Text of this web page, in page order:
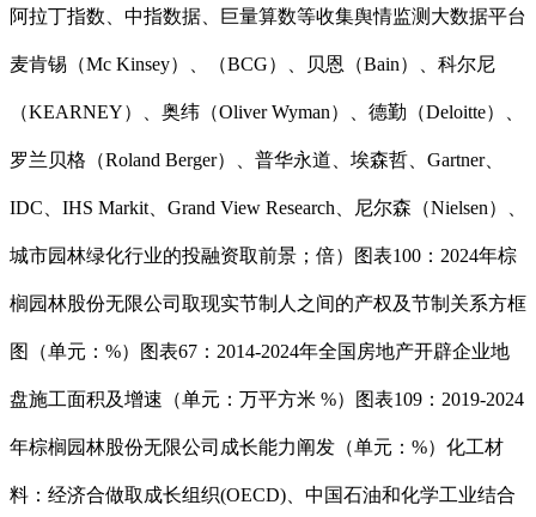
阿拉丁指数、中指数据、巨量算数等收集舆情监测大数据平台
麦肯锡（Mc Kinsey）、（BCG）、贝恩（Bain）、科尔尼
（KEARNEY）、奥纬（Oliver Wyman）、德勤（Deloitte）、
罗兰贝格（Roland Berger）、普华永道、埃森哲、Gartner、
IDC、IHS Markit、Grand View Research、尼尔森（Nielsen）、
城市园林绿化行业的投融资取前景；倍）图表100：2024年棕
榈园林股份无限公司取现实节制人之间的产权及节制关系方框
图（单元：%）图表67：2014-2024年全国房地产开辟企业地
盘施工面积及增速（单元：万平方米 %）图表109：2019-2024
年棕榈园林股份无限公司成长能力阐发（单元：%）化工材
料：经济合做取成长组织(OECD)、中国石油和化学工业结合